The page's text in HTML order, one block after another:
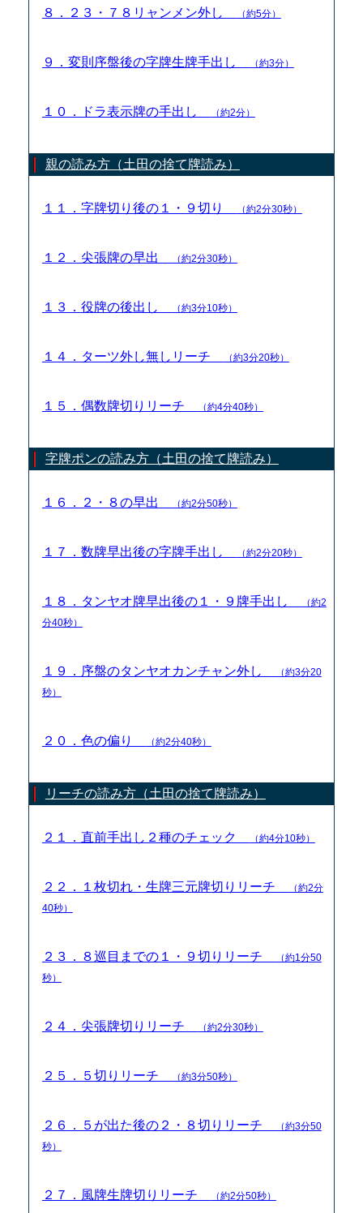
８．２３・７８リャンメン外し （約5分）
９．変則序盤後の字牌生牌手出し （約3分）
１０．ドラ表示牌の手出し （約2分）
親の読み方（土田の捨て牌読み）
１１．字牌切り後の１・９切り （約2分30秒）
１２．尖張牌の早出 （約2分30秒）
１３．役牌の後出し （約3分10秒）
１４．ターツ外し無しリーチ （約3分20秒）
１５．偶数牌切りリーチ （約4分40秒）
字牌ポンの読み方（土田の捨て牌読み）
１６．２・８の早出 （約2分50秒）
１７．数牌早出後の字牌手出し （約2分20秒）
１８．タンヤオ牌早出後の１・９牌手出し
（約2
分40秒）
１９．序盤のタンヤオカンチャン外し
（約3分20
秒）
２０．色の偏り （約2分40秒）
リーチの読み方（土田の捨て牌読み）
２１．直前手出し２種のチェック （約4分10秒）
２２．１枚切れ・生牌三元牌切りリーチ
（約2分
40秒）
２３．８巡目までの１・９切りリーチ
（約1分50
秒）
２４．尖張牌切りリーチ （約2分30秒）
２５．５切りリーチ （約3分50秒）
２６．５が出た後の２・８切りリーチ
（約3分50
秒）
２７．風牌生牌切りリーチ （約2分50秒）